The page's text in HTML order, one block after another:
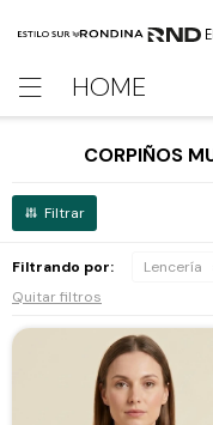
HOME

CORPIÑOS
Filtrando por: Lencería
Quitar filtros